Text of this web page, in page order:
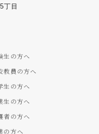
丁目
生の方へ
教員の方へ
生の方へ
生の方へ
者の方へ
の方へ